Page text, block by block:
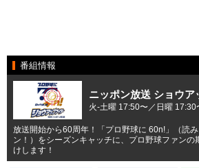
番組情報
ニッポン放送 ショウア
火-土曜 17:50〜／日曜 17:30
放送開始から60周年！「プロ野球に 60n!」（読
ン！）をシーズンキャッチに、プロ野球ファンの
けします！